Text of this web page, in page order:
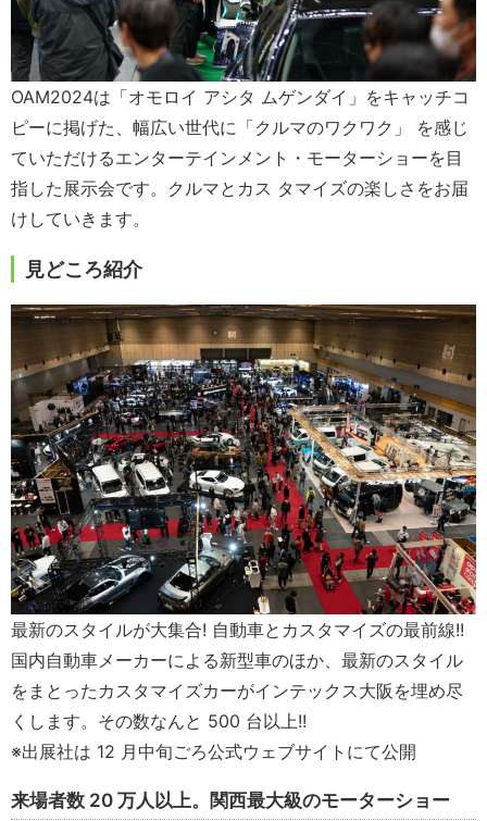
OAM2024は「オモロイ アシタ ムゲンダイ」をキャッチコ
ピーに掲げた、幅広い世代に「クルマのワクワク」 を感じ
ていただけるエンターテインメント・モーターショーを目
指した展示会です。クルマとカス タマイズの楽しさをお届
けしていきます。
見どころ紹介
最新のスタイルが大集合! 自動車とカスタマイズの最前線!!
国内自動車メーカーによる新型車のほか、最新のスタイル
をまとったカスタマイズカーがインテックス大阪を埋め尽
くします。その数なんと 500 台以上!!
※出展社は 12 月中旬ごろ公式ウェブサイトにて公開
来場者数 20 万人以上。関⻄最大級のモーターショー